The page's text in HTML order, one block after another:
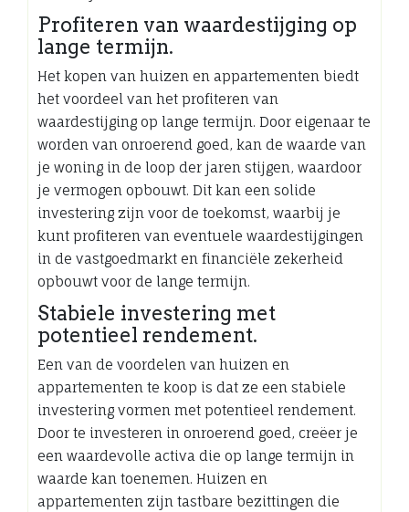
Profiteren van waardestijging op
lange termijn.
Het kopen van huizen en appartementen biedt
het voordeel van het profiteren van
waardestijging op lange termijn. Door eigenaar te
worden van onroerend goed, kan de waarde van
je woning in de loop der jaren stijgen, waardoor
je vermogen opbouwt. Dit kan een solide
investering zijn voor de toekomst, waarbij je
kunt profiteren van eventuele waardestijgingen
in de vastgoedmarkt en financiële zekerheid
opbouwt voor de lange termijn.
Stabiele investering met
potentieel rendement.
Een van de voordelen van huizen en
appartementen te koop is dat ze een stabiele
investering vormen met potentieel rendement.
Door te investeren in onroerend goed, creëer je
een waardevolle activa die op lange termijn in
waarde kan toenemen. Huizen en
appartementen zijn tastbare bezittingen die